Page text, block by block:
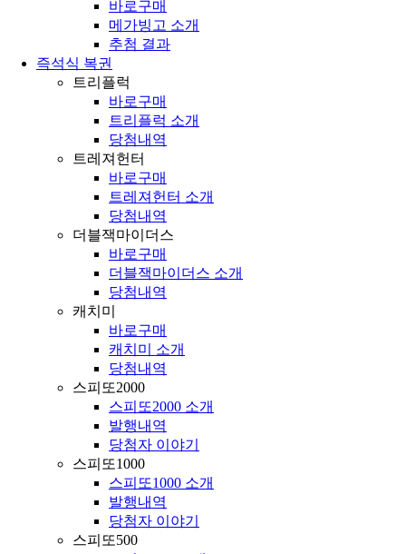
바로구매
메가빙고 소개
추첨 결과
즉석식 복권
트리플럭
바로구매
트리플럭 소개
당첨내역
트레져헌터
바로구매
트레져헌터 소개
당첨내역
더블잭마이더스
바로구매
더블잭마이더스 소개
당첨내역
캐치미
바로구매
캐치미 소개
당첨내역
스피또2000
스피또2000 소개
발행내역
당첨자 이야기
스피또1000
스피또1000 소개
발행내역
당첨자 이야기
스피또500